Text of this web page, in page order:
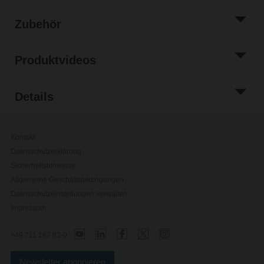
Zubehör
Produktvideos
Details